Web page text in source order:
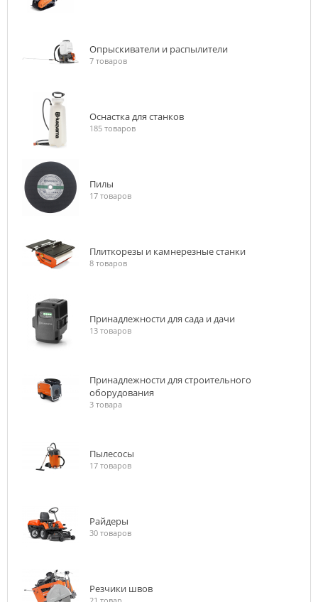
Опрыскиватели и распылители
7 товаров
Оснастка для станков
185 товаров
Пилы
17 товаров
Плиткорезы и камнерезные станки
8 товаров
Принадлежности для сада и дачи
13 товаров
Принадлежности для строительного
оборудования
3 товара
Пылесосы
17 товаров
Райдеры
30 товаров
Резчики швов